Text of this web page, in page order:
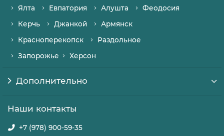
Ялта
Евпатория Алушта
Феодосия
Керчь
Джанкой
Армянск
Красноперекопск
Раздольное
Запорожье
Херсон
Дополнительно
Наши контакты
+7 (978) 900-59-35